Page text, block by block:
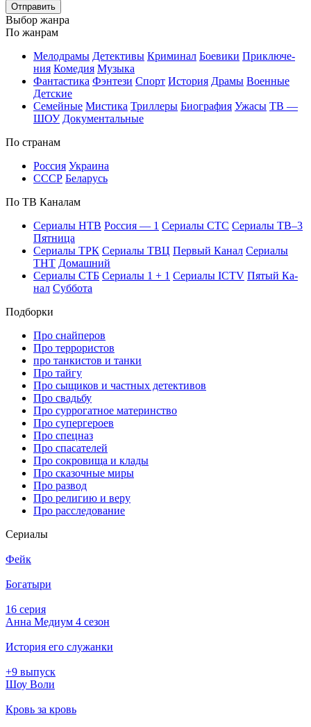
Отправить
Вы­бор жан­ра
По жан­рам
Ме­ло­дра­мы Де­тек­ти­вы Кри­ми­нал Бое­ви­ки При­клю­че­
ния Ко­ме­дия Му­зы­ка
Фан­та­сти­ка Фэн­те­зи Спорт Ис­то­рия Дра­мы Во­ен­ные
Дет­ские
Се­мей­ные Мис­ти­ка Трил­ле­ры Био­гра­фия Ужа­сы ТВ —
ШОУ До­ку­мен­таль­ные
По стра­нам
Рос­сия Ук­раи­на
СССР Бе­ла­русь
По ТВ Ка­на­лам
Се­риа­лы НТВ Рос­сия — 1 Се­риа­лы СТС Се­риа­лы ТВ–3
Пят­ни­ца
Се­риа­лы ТРК Се­риа­лы ТВЦ Пер­вый Ка­нал Се­риа­лы
ТНТ До­маш­ний
Се­риа­лы СТБ Се­риа­лы 1 + 1 Се­риа­лы ICTV Пя­тый Ка­
нал Суб­бо­та
Подборки
Про снайперов
Про террористов
про танкистов и танки
Про тайгу
Про сыщиков и частных детективов
Про свадьбу
Про суррогатное материнство
Про супергероев
Про спецназ
Про спасателей
Про сокровища и клады
Про сказочные миры
Про развод
Про религию и веру
Про расследование
Се­риа­лы
Фейк
Богатыри
16 серия
Анна Медиум 4 сезон
История его служанки
+9 выпуск
Шоу Воли
Кровь за кровь